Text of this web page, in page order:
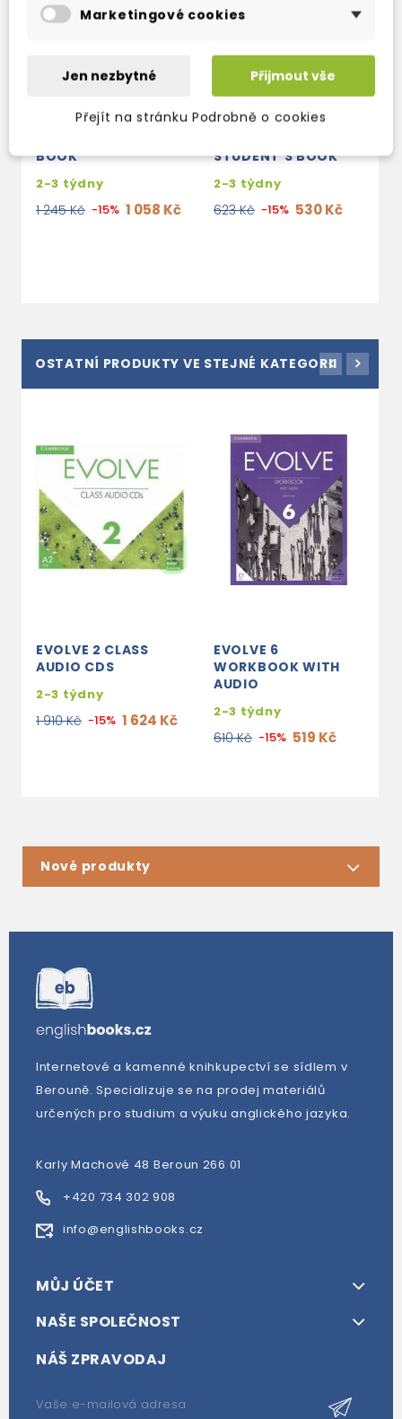
BOOK
2-3 týdny
1 245 Kč -15% 1 058 Kč
STUDENT'S BOOK
2-3 týdny
623 Kč -15% 530 Kč
OSTATNÍ PRODUKTY VE STEJNÉ KATEGORII
EVOLVE 2 CLASS
AUDIO CDS
2-3 týdny
1 910 Kč -15% 1 624 Kč
EVOLVE 6
WORKBOOK WITH
AUDIO
2-3 týdny
610 Kč -15% 519 Kč
Nové produkty
Internetové a kamenné knihkupectví se sídlem v
Berouně. Specializuje se na prodej materiálů
určených pro studium a výuku anglického jazyka.
Karly Machové 48 Beroun 266 01
+420 734 302 908
info@englishbooks.cz
MŮJ ÚČET
NAŠE SPOLEČNOST
NÁŠ ZPRAVODAJ
Marketingové cookies
Jen nezbytné Přijmout vše
Přejít na stránku Podrobně o cookies